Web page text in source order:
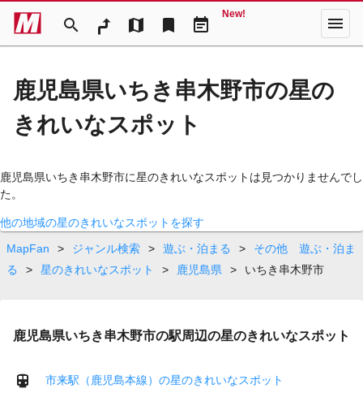
search map bookmark event_note
New! menu
鹿児島県いちき串木野市の星の
きれいなスポット
鹿児島県いちき串木野市に星のきれいなスポットは見つかりませんでし
た。
他の地域の星のきれいなスポットを探す
MapFan
> ジャンル検索 > 遊ぶ・泊まる >
その他 遊ぶ・泊ま
る
> 星のきれいなスポット > 鹿児島県 > いちき串木野市
鹿児島県いちき串木野市の駅周辺の星のきれいなスポット
市来駅（鹿児島本線）の星のきれいなスポット